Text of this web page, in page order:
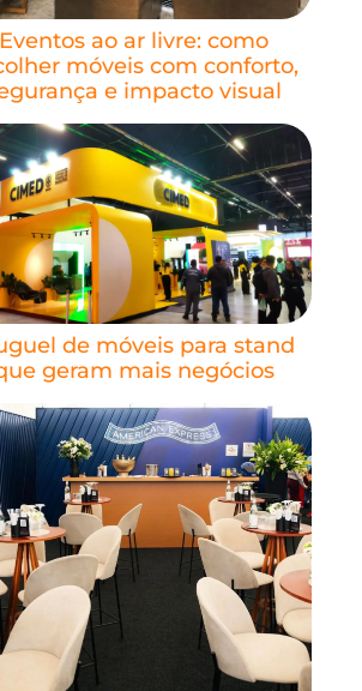
Eventos ao ar livre: como
móveis com conforto,
e impacto visual
de móveis para stand
geram mais negócios